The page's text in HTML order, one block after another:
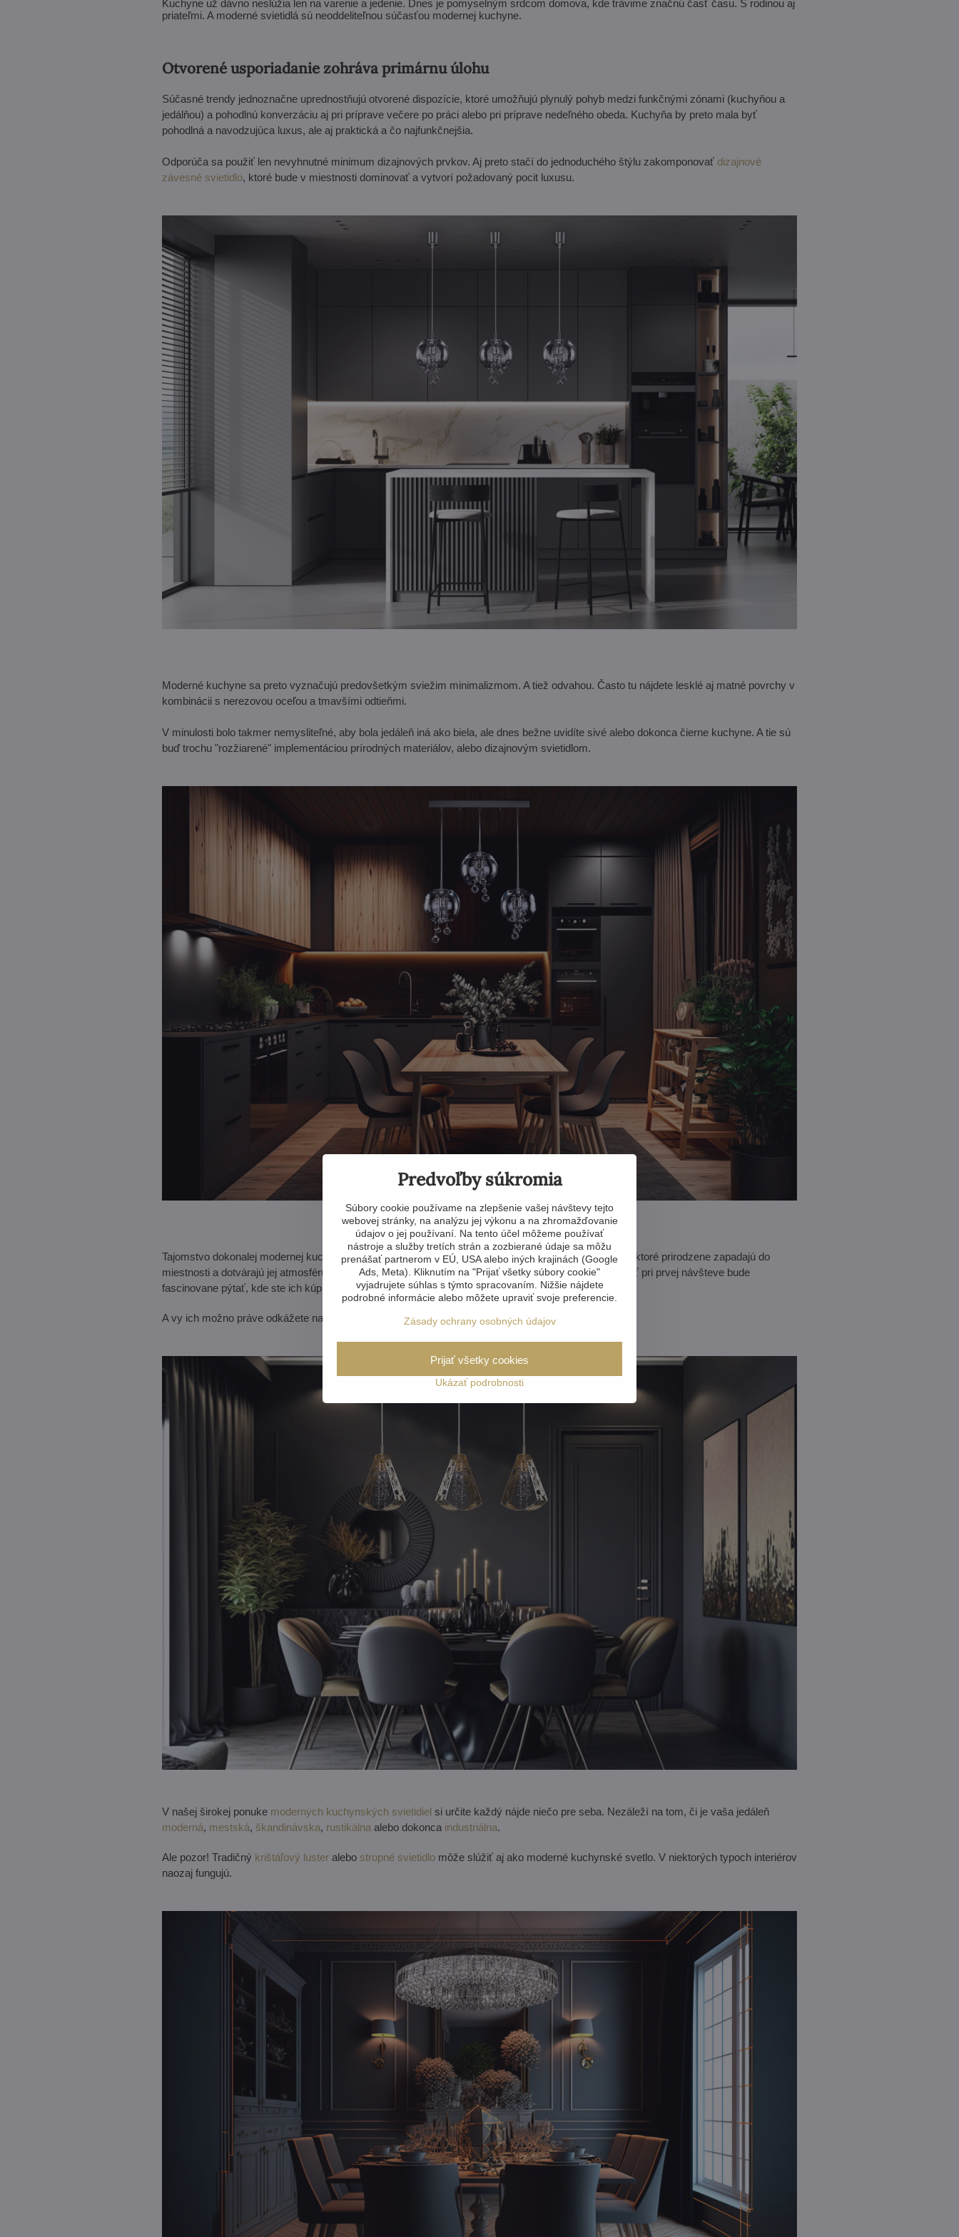
Kuchyne už dávno neslúžia len na varenie a jedenie. Dnes je pomyselným srdcom domova, kde trávime značnú časť času. S rodinou aj
priateľmi. A moderné svietidlá sú neoddeliteľnou súčasťou modernej kuchyne.
Otvorené usporiadanie zohráva primárnu úlohu
Súčasné trendy jednoznačne uprednostňujú otvorené dispozície, ktoré umožňujú plynulý pohyb medzi funkčnými zónami (kuchyňou a
jedálňou) a pohodlnú konverzáciu aj pri príprave večere po práci alebo pri príprave nedeľného obeda. Kuchyňa by preto mala byť
pohodlná a navodzujúca luxus, ale aj praktická a čo najfunkčnejšia.
Odporúča sa použiť len nevyhnutné minimum dizajnových prvkov. Aj preto stačí do jednoduchého štýlu zakomponovať dizajnové
závesné svietidlo, ktoré bude v miestnosti dominovať a vytvorí požadovaný pocit luxusu.
Moderné kuchyne sa preto vyznačujú predovšetkým sviežim minimalizmom. A tiež odvahou. Často tu nájdete lesklé aj matné povrchy v
kombinácii s nerezovou oceľou a tmavšími odtieňmi.
V minulosti bolo takmer nemysliteľné, aby bola jedáleň iná ako biela, ale dnes bežne uvidíte sivé alebo dokonca čierne kuchyne. A tie sú
buď trochu "rozžiarené" implementáciou prírodných materiálov, alebo dizajnovým svietidlom.
Tajomstvo dokonalej modernej kuchyne spočíva v detailoch - v tých niekoľkých dizajnových prvkoch, ktoré prirodzene zapadajú do
miestnosti a dotvárajú jej atmosféru, ale zároveň na seba upozorňujú. Tak veľmi, že sa vás každý hosť pri prvej návšteve bude
fascinovane pýtať, kde ste ich kúpili.
A vy ich možno práve odkážete na naše dizajnové závesné svietidlá .
V našej širokej ponuke moderných kuchynských svietidiel si určite každý nájde niečo pre seba. Nezáleží na tom, či je vaša jedáleň
moderná, mestská, škandinávska, rustikálna alebo dokonca industriálna.
Ale pozor! Tradičný krištáľový lusteralebo stropné svietidlomôže slúžiť aj ako moderné kuchynské svetlo. V niektorých typoch interiérov
naozaj fungujú.
Predvoľby súkromia
Súbory cookie používame na zlepšenie vašej návštevy tejto
webovej stránky, na analýzu jej výkonu a na zhromažďovanie
údajov o jej používaní. Na tento účel môžeme používať
nástroje a služby tretích strán a zozbierané údaje sa môžu
prenášať partnerom v EÚ, USA alebo iných krajinách (Google
Ads, Meta). Kliknutím na "Prijať všetky súbory cookie"
vyjadrujete súhlas s týmto spracovaním. Nižšie nájdete
podrobné informácie alebo môžete upraviť svoje preferencie.
Zásady ochrany osobných údajov
Ukázať podrobnosti
Prijať všetky cookies